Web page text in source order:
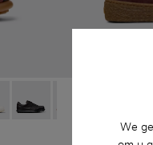
We
leren schoen voor
004
- K101018-003
Pelotas - K101018-002
Pelotas -
Peu Terreno